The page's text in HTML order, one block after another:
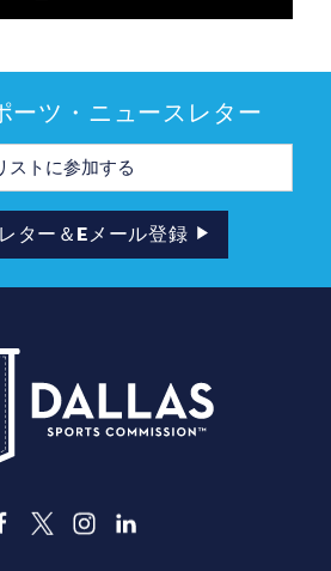
ーツ・ニュースレター
ター＆Eメール登録